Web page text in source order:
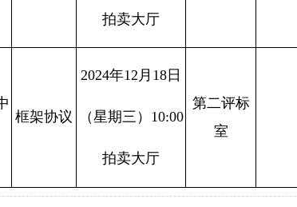
拍卖大厅
框架协议
2024年12 月 18 日
（星期三） 10:00
拍卖大厅
第二评标
室